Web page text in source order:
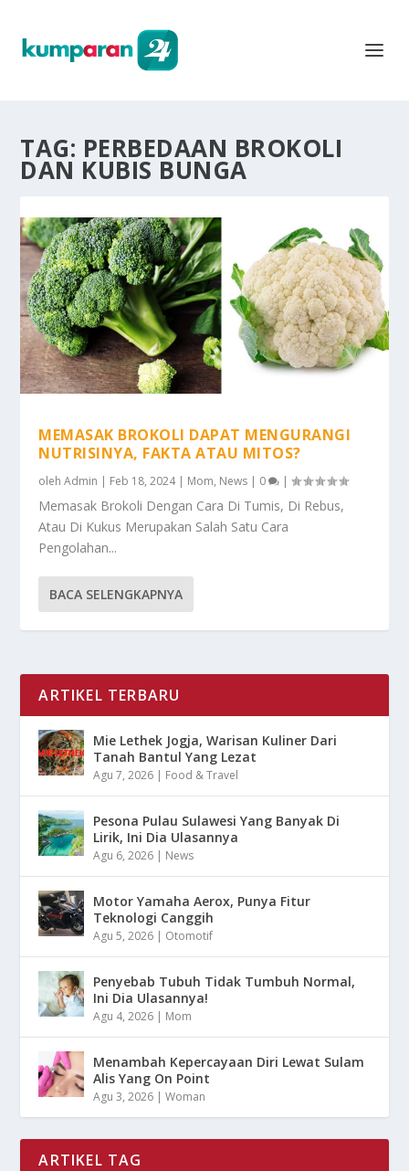
TAG: PERBEDAAN BROKOLI
DAN KUBIS BUNGA
MEMASAK BROKOLI DAPAT MENGURANGI
NUTRISINYA, FAKTA ATAU MITOS?
olehAdmin | Feb 18, 2024| Mom, News | 0 |
Memasak Brokoli Dengan Cara Di Tumis, Di Rebus,
Atau Di Kukus Merupakan Salah Satu Cara
Pengolahan...
BACA SELENGKAPNYA
ARTIKEL TERBARU
Mie Lethek Jogja, Warisan Kuliner Dari
Tanah Bantul Yang Lezat
Agu 7, 2026 | Food & Travel
Pesona Pulau Sulawesi Yang Banyak Di
Lirik, Ini Dia Ulasannya
Agu 6, 2026 | News
Motor Yamaha Aerox, Punya Fitur
Teknologi Canggih
Agu 5, 2026 | Otomotif
Penyebab Tubuh Tidak Tumbuh Normal,
Ini Dia Ulasannya!
Agu 4, 2026 | Mom
Menambah Kepercayaan Diri Lewat Sulam
Alis Yang On Point
Agu 3, 2026 |Woman
ARTIKEL TAG